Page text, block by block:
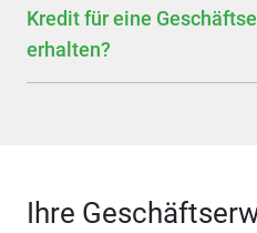
Kredit für eine
erhalten?
Ihre